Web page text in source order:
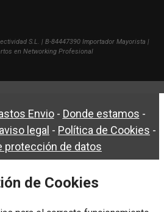
S.L. | B-84447390 Importador Mayorista |
en Networking Profesional
Envio- Donde estamos -
aviso legal - Política de Cookies -
protección de datos
de Cookies